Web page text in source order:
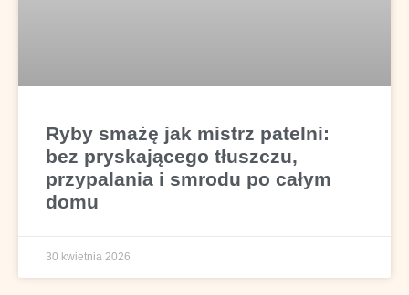
Ryby smażę jak mistrz patelni:
bez pryskającego tłuszczu,
przypalania i smrodu po całym
domu
30 kwietnia 2026